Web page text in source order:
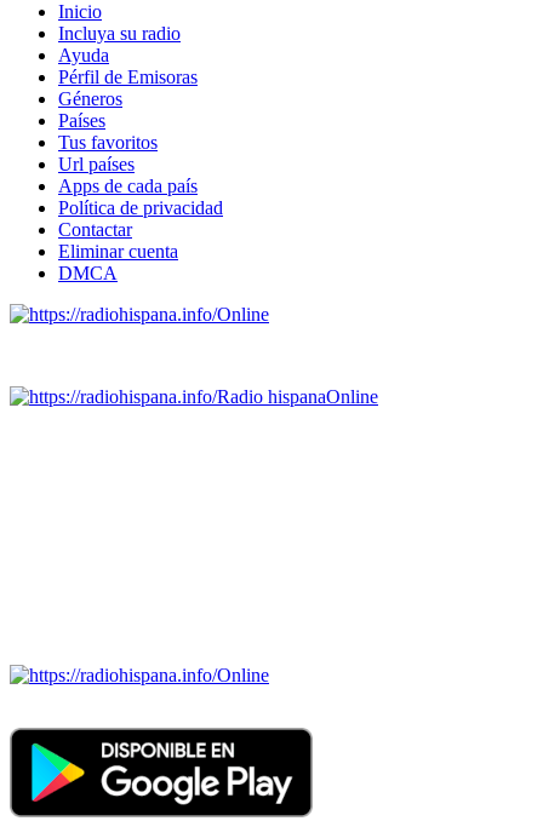
Inicio
Incluya su radio
Ayuda
Pérfil de Emisoras
Géneros
Países
Tus favoritos
Url países
Apps de cada país
Política de privacidad
Contactar
Eliminar cuenta
DMCA
Online
Radio hispanaOnline
Online